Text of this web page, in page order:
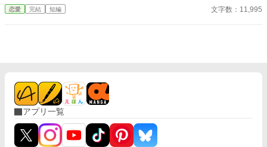
ていった。 けれど、侯爵令嬢エレーナはもう泣かない。 代わりに
社交界で、可哀想で、けれど気高い令嬢を演じることにした。 そ
恋愛 完結 短編 文字数：11,995
アプリ一覧